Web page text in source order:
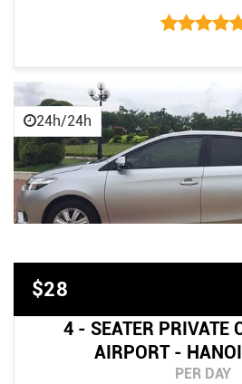
24h/24h
$28
4 - SEATER PRIVATE
AIRPORT -
PER DAY